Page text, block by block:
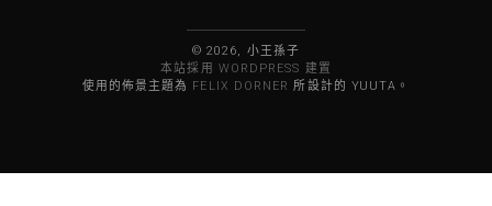
© 2026, 小王孫子
本站採用 WORDPRESS 建置
使用的佈景主題為
FELIX DORNER 所設計的 YUUTA。